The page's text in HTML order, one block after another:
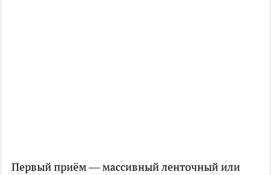
Первый приём — массивный ленточный или